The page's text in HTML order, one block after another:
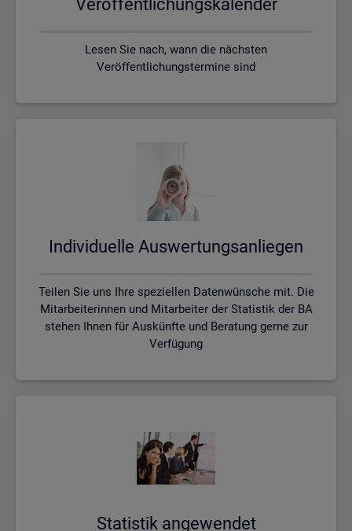
Ver­öf­fent­li­chungs­ka­len­der
Lesen Sie nach, wann die nächsten
Veröffentlichungstermine sind
In­di­vi­du­el­le Aus­wer­tungs­an­lie­gen
Teilen Sie uns Ihre speziellen Datenwünsche mit. Die
Mitarbeiterinnen und Mitarbeiter der Statistik der BA
stehen Ihnen für Auskünfte und Beratung gerne zur
Verfügung
Sta­tis­tik an­ge­wen­det